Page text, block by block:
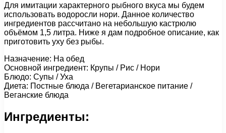
Для имитации характерного рыбного вкуса мы будем
использовать водоросли нори. Данное количество
ингредиентов рассчитано на небольшую кастрюлю
объёмом 1,5 литра. Ниже я дам подробное описание, как
приготовить уху без рыбы.
Назначение: На обед
Основной ингредиент: Крупы / Рис / Нори
Блюдо: Супы / Уха
Диета: Постные блюда / Вегетарианское питание /
Веганские блюда
Ингредиенты: